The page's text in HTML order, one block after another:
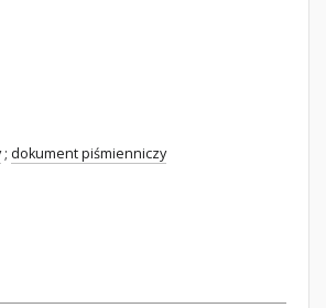
; dokument piśmienniczy